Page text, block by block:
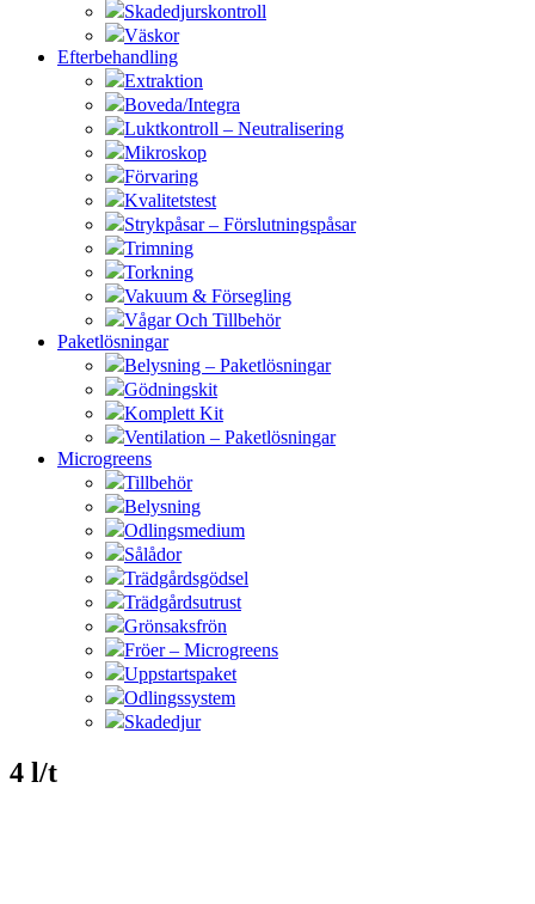
Skadedjurskontroll
Väskor
Efterbehandling
Extraktion
Boveda/Integra
Luktkontroll – Neutralisering
Mikroskop
Förvaring
Kvalitetstest
Strykpåsar – Förslutningspåsar
Trimning
Torkning
Vakuum & Försegling
Vågar Och Tillbehör
Paketlösningar
Belysning – Paketlösningar
Gödningskit
Komplett Kit
Ventilation – Paketlösningar
Microgreens
Tillbehör
Belysning
Odlingsmedium
Sålådor
Trädgårdsgödsel
Trädgårdsutrust
Grönsaksfrön
Fröer – Microgreens
Uppstartspaket
Odlingssystem
Skadedjur
4 l/t